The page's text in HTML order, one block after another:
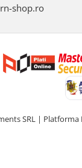
shop.ro
SRL | Platforma